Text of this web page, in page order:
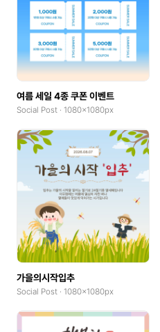
여름 세일 4종 쿠폰 이벤트
Social Post · 1080x1080px
가을의시작입추
Social Post · 1080x1080px
Wallpaper(Mobile)
Wallpaper(PC)
Pop-up
Product Detail Pages(PDP)
GoodNotes(Portrait)
GoodNotes(Landscape)
Community Banner
Logo
Book Cover
Web Banner(Horizontal)
Web Banner(Vertical)